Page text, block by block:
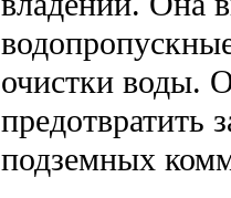
очистки воды.
предотвратить
подземных